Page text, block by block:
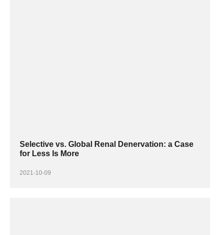
Selective vs. Global Renal Denervation: a Case
for Less Is More
2021-10-09